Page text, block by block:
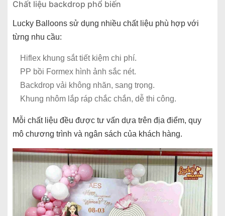
Chất liệu backdrop phổ biến
Lucky Balloons sử dụng nhiều chất liệu phù hợp với
từng nhu cầu:
Hiflex khung sắt tiết kiệm chi phí.
PP bồi Formex hình ảnh sắc nét.
Backdrop vải không nhăn, sang trọng.
Khung nhôm lắp ráp chắc chắn, dễ thi công.
Mỗi chất liệu đều được tư vấn dựa trên địa điểm, quy
mô chương trình và ngân sách của khách hàng.